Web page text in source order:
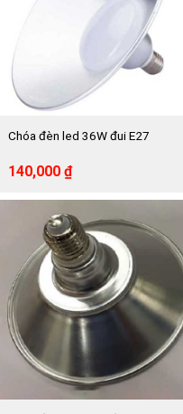
Chóa đèn led 36W đui E27
Giá
là:
300,000 ₫.
140,000 ₫Giá
hiện
tại
là:
140,000 ₫.